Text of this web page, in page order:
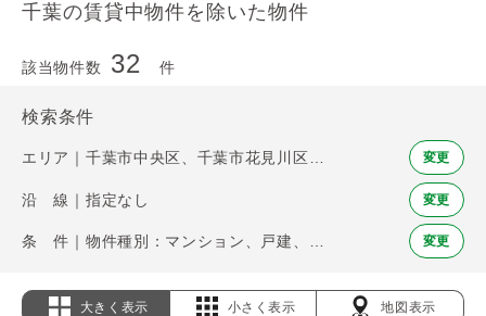
千葉の賃貸中物件を除いた物件
該当物件数 32 件
検索条件
エリア｜千葉市中央区、千葉市花見川区、千葉市稲毛区、千葉市若葉区、千葉市緑区、千葉市美浜区、市川市、船橋市、松戸市、習志野市、柏市、流山市、浦安市、印西市 変更
沿 線｜指定なし 変更
変更
大きく表示 小さく表示 地図表示